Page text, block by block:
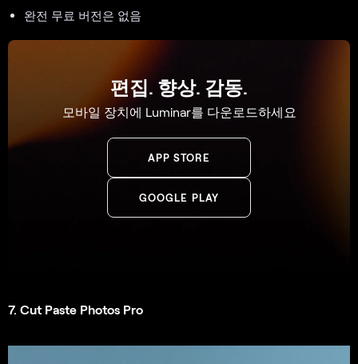
완전 무료 버전은 없음
편집. 향상. 감동.
모바일 장치에 Luminar를 다운로드하세요
APP STORE
GOOGLE PLAY
7. Cut Paste Photos Pro